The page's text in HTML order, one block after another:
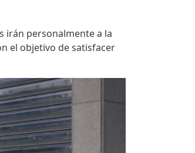
irán personalmente a la
el objetivo de satisfacer